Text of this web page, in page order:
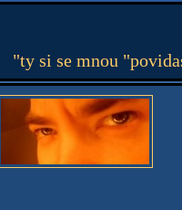
"ty si se mnou